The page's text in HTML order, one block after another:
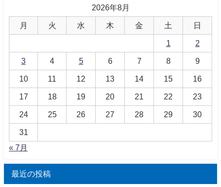
2026年8月
月 火 水 木 金 土 日
1 2
3 4 5 6 7 8 9
10 11 12 13 14 15 16
17 18 19 20 21 22 23
24 25 26 27 28 29 30
31
« 7月
最近の投稿